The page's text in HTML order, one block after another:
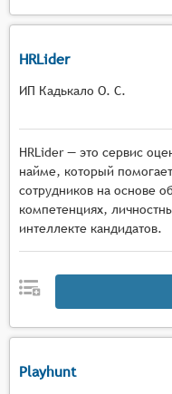
HRLider
ИП Кадькало О. С.
HRLider — это сервис
найме, который
сотрудников на основе
компетенциях,
интеллекте кандидатов.
Playhunt